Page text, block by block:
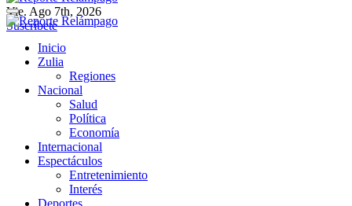
Reporte Relámpago
Claridad y rigor en cada noticia
Vie. Ago 7th, 2026
Suscríbete
Reporte Relámpago
Claridad y rigor en cada noticia
Inicio
Zulia
Regiones
Nacional
Salud
Política
Economía
Internacional
Espectáculos
Entretenimiento
Interés